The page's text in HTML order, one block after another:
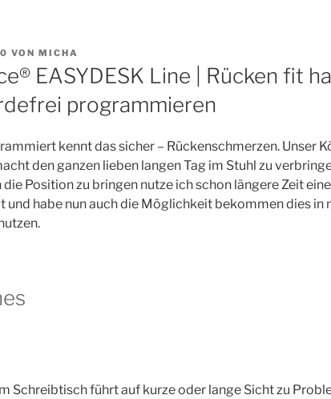
VON MICHA
EASYDESK Line | Rücken fit
programmieren
kennt das sicher – Rückenschmerzen. Unser
den ganzen lieben langen Tag im Stuhl zu
Position zu bringen nutze ich schon längere Zeit
und habe nun auch die Möglichkeit bekommen dies in
Schreibtisch führt auf kurze oder lange Sicht zu